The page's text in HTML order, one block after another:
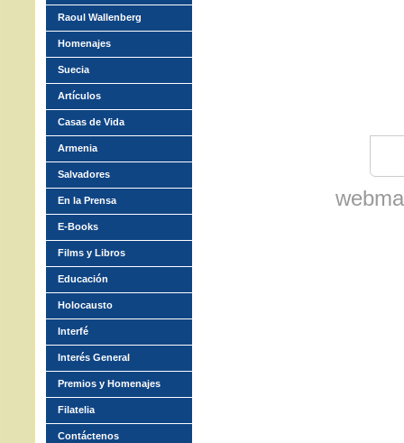
Raoul Wallenberg
Homenajes
Suecia
Artículos
Casas de Vida
Armenia
Salvadores
En la Prensa
E-Books
Films y Libros
Educación
Holocausto
Interfé
Interés General
Premios y Homenajes
Filatelia
Contáctenos